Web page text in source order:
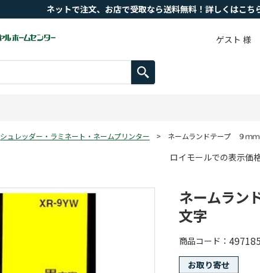
ネットで注文、お店で受取なら送料無料！詳しくはこち
ゲスト 様
シュレッダー・ラミネート・ネームプリンター > ネームランドテープ ９ｍ
ロイモールでの表示価
ネームラ
文字
商品コード
お取り寄せ